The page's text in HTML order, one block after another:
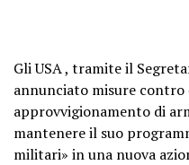
Gli USA , tramite il
annunciato misure
approvvigionamento di
mantenere il suo
militari» in una nuova